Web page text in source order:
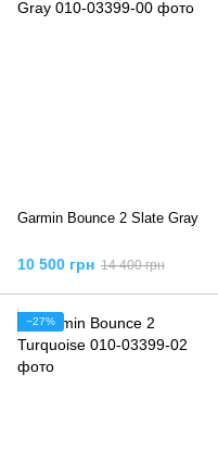
Garmin Bounce 2 Slate Gray
10 500 грн 14 400 грн
−27%